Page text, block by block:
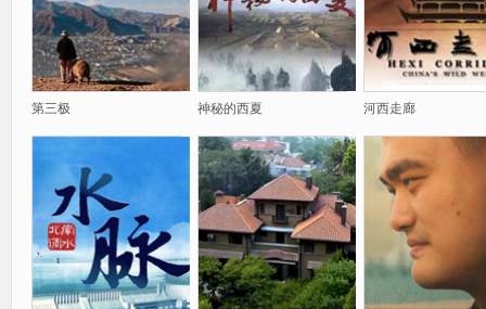
第三极 神秘的西夏 河西走廊